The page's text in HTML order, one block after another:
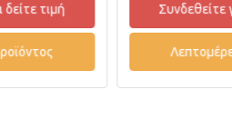
τιμή Συνδεθείτε